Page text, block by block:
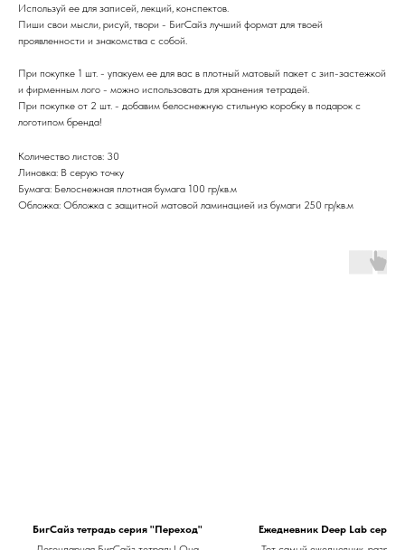
Используй ее для записей, лекций, конспектов.
Пиши свои мысли, рисуй, твори - БигСайз лучший формат для твоей
проявленности и знакомства с собой.
При покупке 1 шт. - упакуем ее для вас в плотный матовый пакет с зип-застежкой
и фирменным лого - можно использовать для хранения тетрадей.
При покупке от 2 шт. - добавим белоснежную стильную коробку в подарок с
логотипом бренда!
Количество листов: 30
Линовка: В серую точку
Бумага: Белоснежная плотная бумага 100 гр/кв.м
Обложка: Обложка с защитной матовой ламинацией из бумаги 250 гр/кв.м
БигСайз тетрадь серия "Переход"
Ежедневник Deep Lab серия